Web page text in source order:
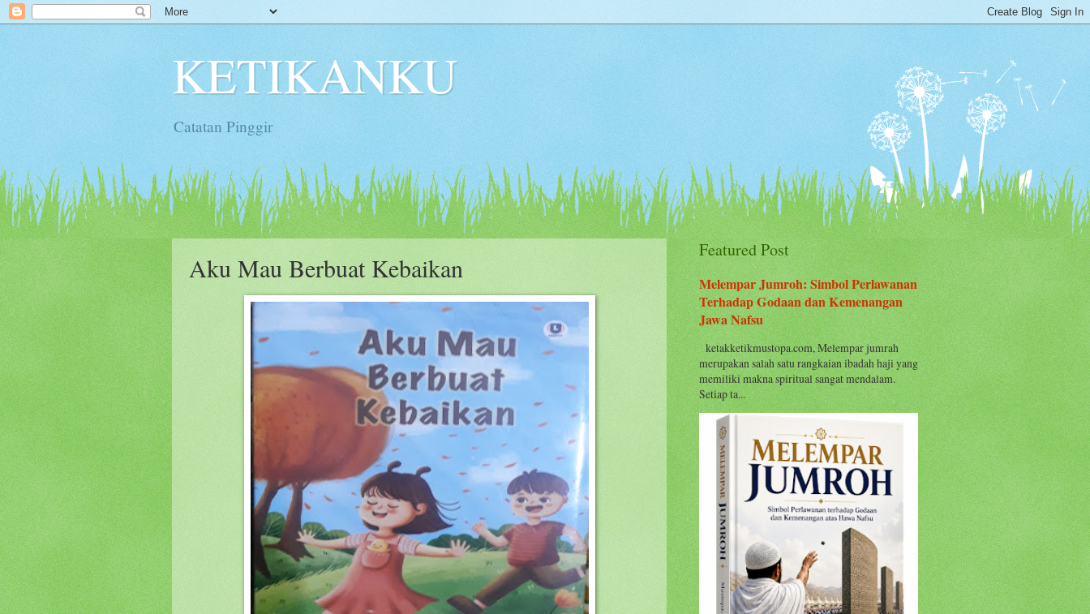
KETIKANKU
Catatan Pinggir
Aku Mau Berbuat Kebaikan
Featured Post
Melempar Jumroh: Simbol Perlawanan
Terhadap Godaan dan Kemenangan
Jawa Nafsu
ketakketikmustopa.com, Melempar jumrah
merupakan salah satu rangkaian ibadah haji yang
memiliki makna spiritual sangat mendalam.
Setiap ta...